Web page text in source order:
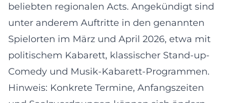
beliebten regionalen Acts. Angekündigt sind
unter anderem Auftritte in den genannten
Spielorten im März und April 2026, etwa mit
politischem Kabarett, klassischer Stand-up-
Comedy und Musik-Kabarett-Programmen.
Hinweis: Konkrete Termine, Anfangszeiten